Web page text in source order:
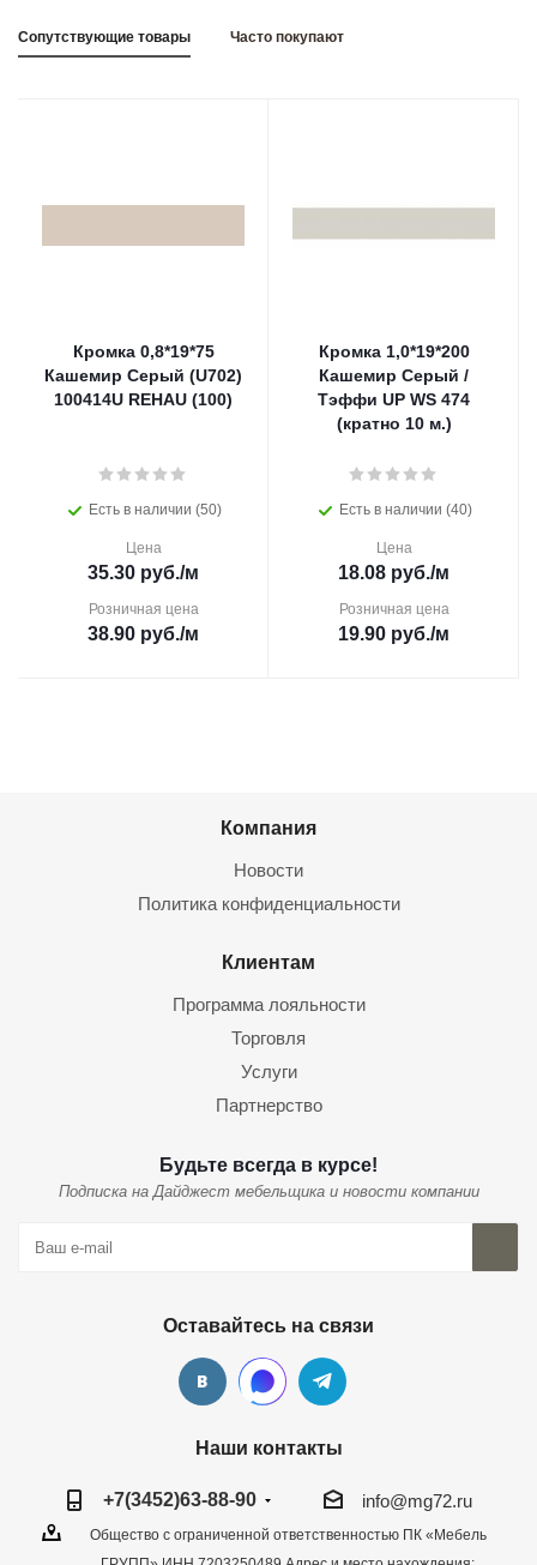
Сопутствующие товары Часто покупают
Кромка 0,8*19*75
Кашемир Серый (U702)
100414U REHAU (100)
Есть в наличии (50)
Цена
35.30 руб./м
Розничная цена
38.90 руб./м
Кромка 1,0*19*200
Кашемир Серый /
Тэффи UP WS 474
(кратно 10 м.)
Есть в наличии (40)
Цена
18.08 руб./м
Розничная цена
19.90 руб./м
Компания
Новости
Политика конфиденциальности
Клиентам
Программа лояльности
Торговля
Услуги
Партнерство
Будьте всегда в курсе!
Подписка на Дайджест мебельщика и новости компании
Оставайтесь на связи
Наши контакты
+7(3452)63-88-90 info@mg72.ru
Общество с ограниченной ответственностью ПК «Мебель